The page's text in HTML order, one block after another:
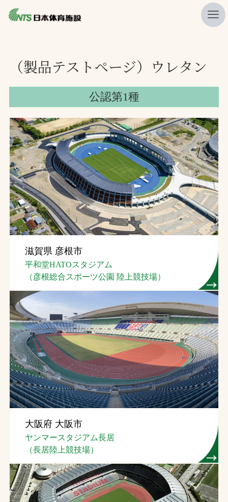
ニュース
製品・サービス一覧
施工・管理実績一覧
会社概要
採用情報
検索
お問合せ
お取引先の皆様へ
プライバシーポリシー
ソーシャルメディアポリシー
（製品テストページ）ウレタン
公認第1種
滋賀県 彦根市
平和堂HATOスタジアム
（彦根総合スポーツ公園 陸上競技場）
大阪府 大阪市
ヤンマースタジアム長居
（長居陸上競技場）